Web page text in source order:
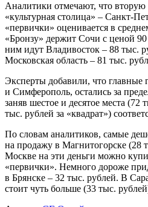
Аналитики отмечают, что вторую
«культурная столица» – Санкт-
«первички» оценивается в
«Бронзу» держит Сочи с ценой
ним идут Владивосток – 88 тыс.
Московская область – 81 тыс.
Эксперты добавили, что главные
и Симферополь, остались за
заняв шестое и десятое места (72
тыс. рублей за «квадрат»)
По словам аналитиков, самые
на продажу в Магнитогорске (28
Москве на эти деньги можно
«первички». Немного дороже
в Брянске – 32 тыс. рублей. В
стоит чуть больше (33 тыс.